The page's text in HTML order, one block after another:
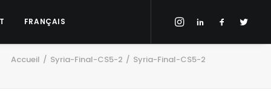
FRANÇAIS
Accueil Syria-Final-CS5-2 Syria-Final-CS5-2